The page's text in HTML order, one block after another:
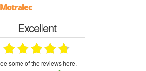
Motralec
Excellent
see some of the reviews here.